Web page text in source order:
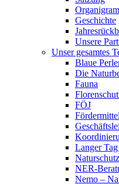
Geschichte
Unsere
Unser gesamtes
Blaue
Die
Fauna
FÖJ
Langer
NER-
Nemo –